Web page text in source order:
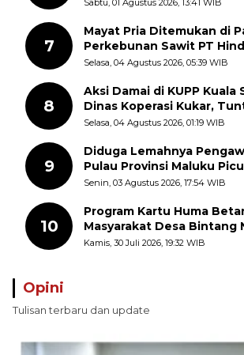
7
Mayat Pria Ditemukan di
Perkebunan Sawit PT
Polisi Selidiki Penyebab
Selasa, 04 Agustus 2026, 05:39 WIB
8
Aksi Damai di KUPP Kuala
Dinas Koperasi Kukar,
dan Kesempatan Kerja
Selasa, 04 Agustus 2026, 01:19 WIB
9
Diduga Lemahnya
Pulau Provinsi Maluku
Pungli terhadap Nelayan
Senin, 03 Agustus 2026, 17:54 WIB
10
Program Kartu Huma
Masyarakat Desa Bintang
Terima Sembako dan
Kamis, 30 Juli 2026, 19:32 WIB
Opini
Tulisan terbaru dan update